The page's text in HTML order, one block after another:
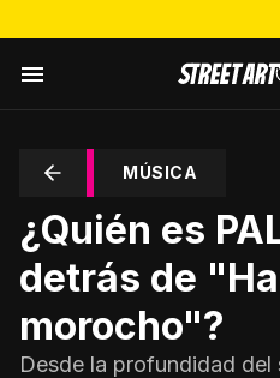
MÚSICA
¿Quién es
detrás de
morocho"?
Desde la profundidad